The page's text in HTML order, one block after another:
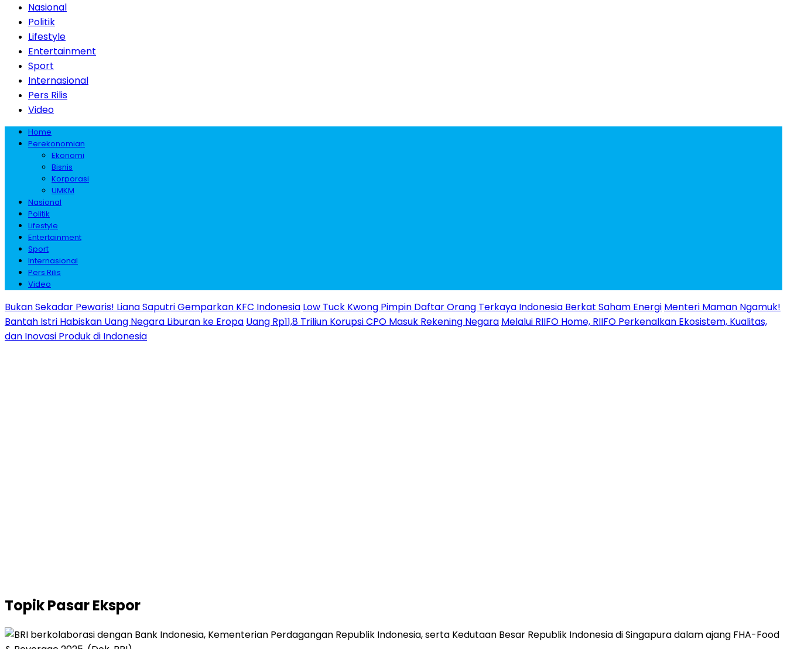
Nasional
Politik
Lifestyle
Entertainment
Sport
Internasional
Pers Rilis
Video
Home
Perekonomian
Ekonomi
Bisnis
Korporasi
UMKM
Nasional
Politik
Lifestyle
Entertainment
Sport
Internasional
Pers Rilis
Video
Bukan Sekadar Pewaris! Liana Saputri Gemparkan KFC Indonesia Low Tuck Kwong Pimpin Daftar Orang Terkaya Indonesia Berkat Saham Energi Menteri Maman Ngamuk!
Bantah Istri Habiskan Uang Negara Liburan ke Eropa Uang Rp11,8 Triliun Korupsi CPO Masuk Rekening Negara Melalui RIIFO Home, RIIFO Perkenalkan Ekosistem, Kualitas,
dan Inovasi Produk di Indonesia
TopikPasar Ekspor